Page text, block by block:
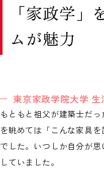
「家政学
ムが魅力
東京家政学院大学 生
もともと祖父が建築士だ
を眺めては「こんな家具
でした。いつしか自分が
していました。